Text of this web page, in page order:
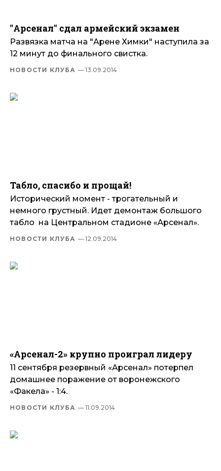
"Арсенал" сдал армейский экзамен
Развязка матча на "Арене Химки" наступила за
12 минут до финального свистка.
НОВОСТИ КЛУБА — 13.09.2014
Табло, спасибо и прощай!
Исторический момент - трогательный и
немного грустный. Идет демонтаж большого
табло на Центральном стадионе «Арсенал».
НОВОСТИ КЛУБА — 12.09.2014
«Арсенал-2» крупно проиграл лидеру
11 сентября резервный «Арсенал» потерпел
домашнее поражение от воронежского
«Факела» - 1:4.
НОВОСТИ КЛУБА — 11.09.2014